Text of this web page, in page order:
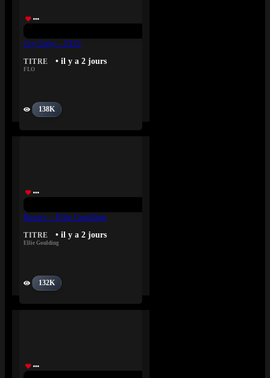
Cry Ugly – FLO
TITRE • il y a 2 jours
FLO
138K
Ravers – Ellie Goulding
TITRE • il y a 2 jours
Ellie Goulding
132K